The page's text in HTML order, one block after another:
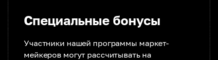
Специальные бонусы
Участники нашей программы маркет-
мейкеров могут рассчитывать на